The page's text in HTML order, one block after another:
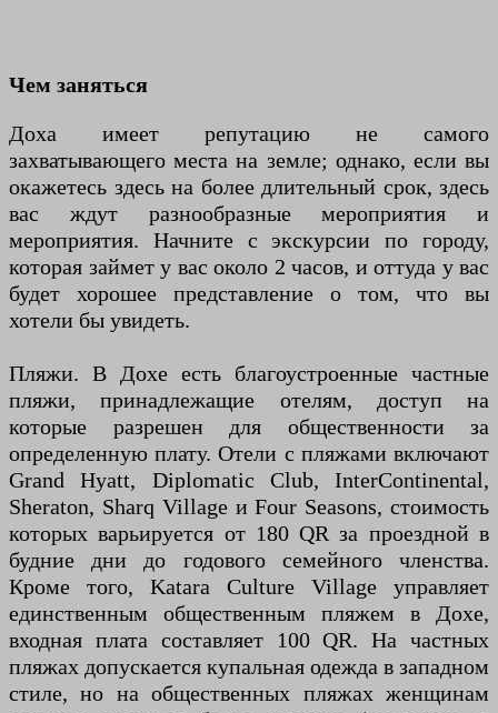
Чем заняться
Доха имеет репутацию не самого
захватывающего места на земле; однако, если вы
окажетесь здесь на более длительный срок, здесь
вас ждут разнообразные мероприятия и
мероприятия. Начните с экскурсии по городу,
которая займет у вас около 2 часов, и оттуда у вас
будет хорошее представление о том, что вы
хотели бы увидеть.
Пляжи. В Дохе есть благоустроенные частные
пляжи, принадлежащие отелям, доступ на
которые разрешен для общественности за
определенную плату. Отели с пляжами включают
Grand Hyatt, Diplomatic Club, InterContinental,
Sheraton, Sharq Village и Four Seasons, стоимость
которых варьируется от 180 QR за проездной в
будние дни до годового семейного членства.
Кроме того, Katara Culture Village управляет
единственным общественным пляжем в Дохе,
входная плата составляет 100 QR. На частных
пляжах допускается купальная одежда в западном
стиле, но на общественных пляжах женщинам